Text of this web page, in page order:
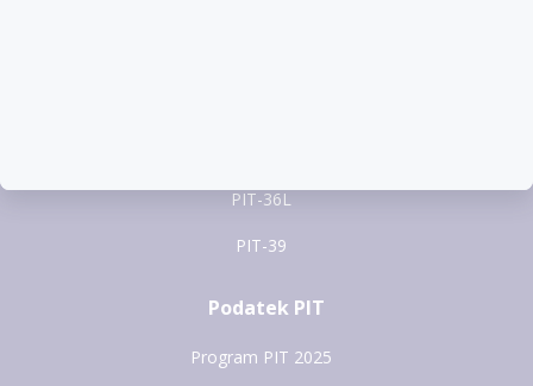
PIT-36L
PIT-39
Podatek PIT
Program PIT 2025